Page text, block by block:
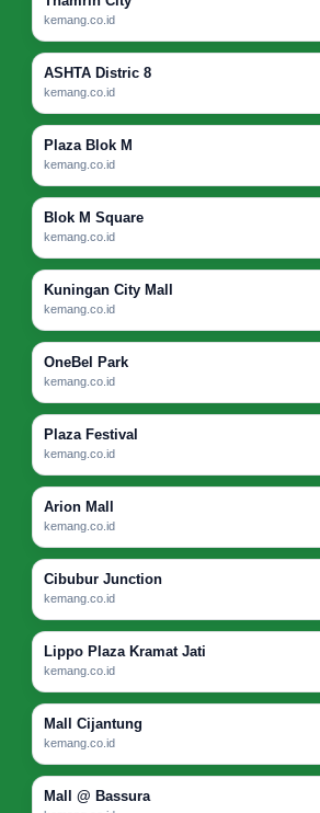
kemang.co.id
ASHTA Distric 8
kemang.co.id
Plaza Blok M
kemang.co.id
Blok M Square
kemang.co.id
Kuningan City Mall
kemang.co.id
OneBel Park
kemang.co.id
Plaza Festival
kemang.co.id
Arion Mall
kemang.co.id
Cibubur Junction
kemang.co.id
Lippo Plaza Kramat Jati
kemang.co.id
Mall Cijantung
kemang.co.id
Mall @ Bassura